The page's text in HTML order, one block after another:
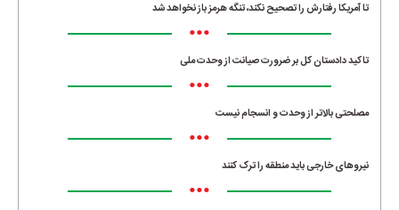
تا آمریکا رفتارش را تصحیح نکند، تنگه هرمز باز نخواهد شد
•••
تاکید دادستان کل بر ضرورت صیانت از وحدت ملی
•••
مصلحتی بالاتر از وحدت و انسجام نیست
•••
نیروهای خارجی باید منطقه را ترک کنند
•••